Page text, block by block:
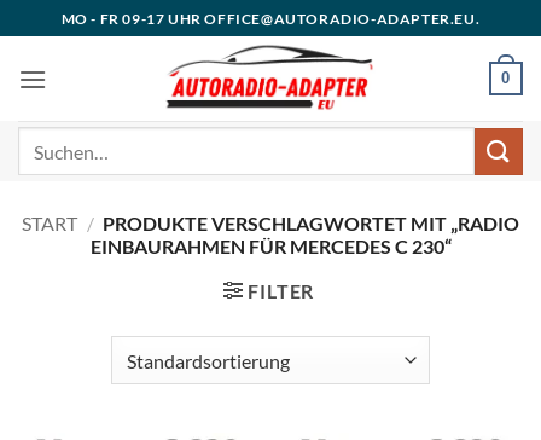
Inhalt
springen
MO - FR 09-17 UHR OFFICE@AUTORADIO-ADAPTER.EU.
0
START / PRODUKTE VERSCHLAGWORTET MIT „RADIO
EINBAURAHMEN FÜR MERCEDES C 230“
FILTER